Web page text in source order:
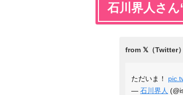
石川界人さ
ただいま！
— 石川界人